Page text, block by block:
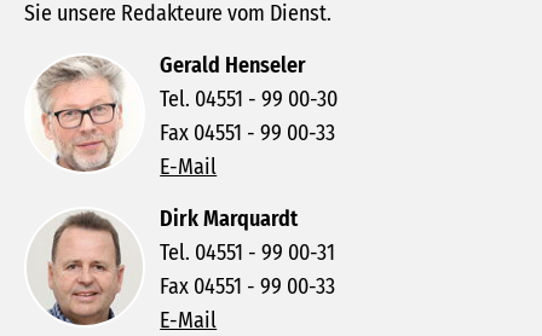
Sie unsere Redakteure vom Dienst.
Gerald Henseler
Tel. 04551 - 99 00-30
Fax 04551 - 99 00-33
E-Mail
Dirk Marquardt
Tel. 04551 - 99 00-31
Fax 04551 - 99 00-33
E-Mail